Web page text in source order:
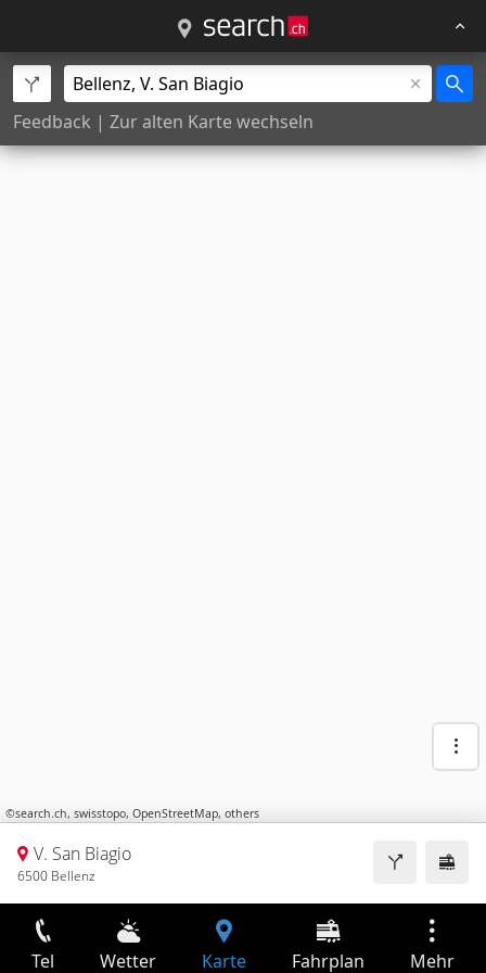
Feedback | Zur alten Karte wechseln
©search.ch, swisstopo, OpenStreetMap, others
V. San Biagio
6500 Bellenz
Tel Wetter Karte Fahrplan Mehr